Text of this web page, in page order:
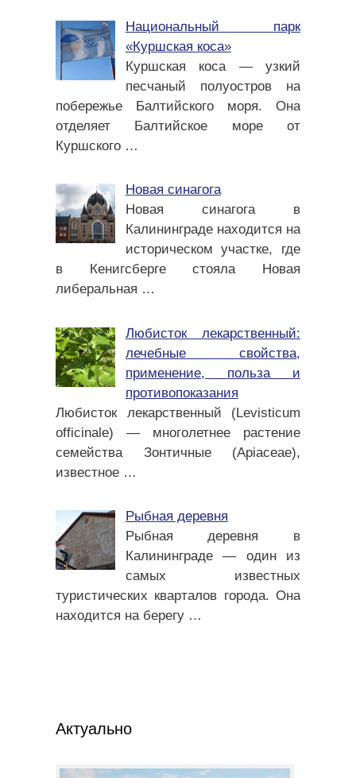
Национальный парк
«Куршская коса»
Куршская коса — узкий
песчаный полуостров на
побережье Балтийского моря. Она
отделяет Балтийское море от
Куршского …
Новая синагога
Новая синагога в
Калининграде находится на
историческом участке, где
в Кенигсберге стояла Новая
либеральная …
Любисток лекарственный:
лечебные свойства,
применение, польза и
противопоказания
Любисток лекарственный (Levisticum
officinale) — многолетнее растение
семейства Зонтичные (Apiaceae),
известное …
Рыбная деревня
Рыбная деревня в
Калининграде — один из
самых известных
туристических кварталов города. Она
находится на берегу …
Актуально